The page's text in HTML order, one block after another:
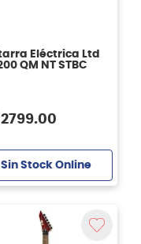
Eléctrica Ltd
QM NT STBC
2799.00
Sin Stock Online